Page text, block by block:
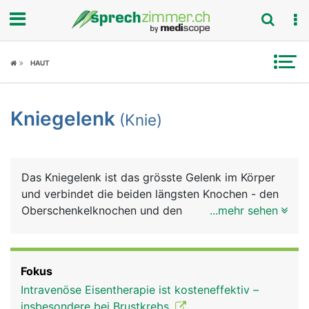
Fokus
Symptome
News
Rubriken
HAUT
Kniegelenk (Knie)
Das Kniegelenk ist das grösste Gelenk im Körper
und verbindet die beiden längsten Knochen - den
Oberschenkelknochen und den
ist eine komplizierte Konstruktion aus Knochen,
Knorpel, Bändern und Sehnen. Genau betrachtet ist
...mehr sehen
Fokus
Intravenöse Eisentherapie ist kosteneffektiv –
insbesondere bei Brustkrebs